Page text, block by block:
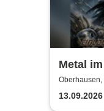
Metal
Hunter
Aternia
13.09.2026